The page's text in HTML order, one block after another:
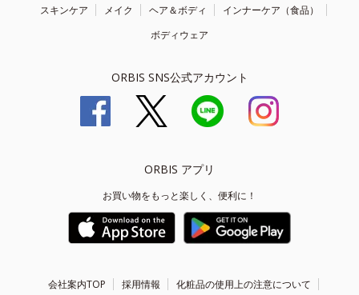
スキンケア メイク ヘア＆ボディ
インナーケア（食品）
ボディウェア
ORBIS SNS公式アカウント
ORBIS アプリ
お買い物をもっと楽しく、便利に！
会社案内TOP 採用情報 化粧品の使用上の注意について